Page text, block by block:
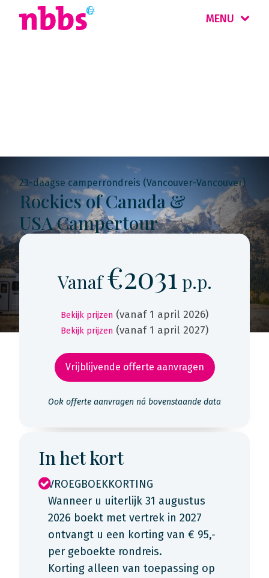
MENU
23-daagse camperrondreis (Vancouver-Vancouver)
Rockies of Canada &
USA Campertour
Vanaf€2031 p.p.
Bekijk prijzen (vanaf 1 april 2026)
Bekijk prijzen (vanaf 1 april 2027)
Vrijblijvende offerte aanvragen
Ook offerte aanvragen ná bovenstaande data
In het kort
VROEGBOEKKORTING
Wanneer u uiterlijk 31 augustus
2026 boekt met vertrek in 2027
ontvangt u een korting van € 95,-
per geboekte rondreis.
Korting alleen van toepassing op